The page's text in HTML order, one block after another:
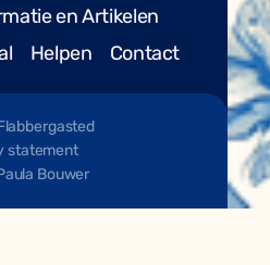
en Artikelen
Helpen Contact
Bouwer
statement